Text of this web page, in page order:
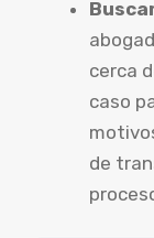
cerca
caso
de